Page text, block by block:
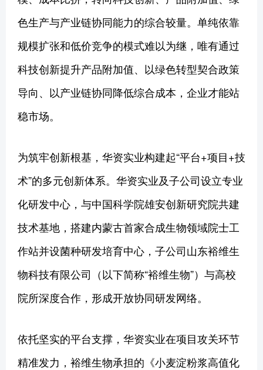
色生产与产业链协同能力的综合较量。单纯依靠
规模扩张和低价竞争的模式难以为继，唯有通过
科技创新提升产品附加值、以绿色转型契合政策
导向、以产业链协同降低综合成本，企业才能站
稳市场。
为筑牢创新根基，华资实业构建起“平台+项目+技
术”的多元创新体系。华资实业及子公司设立专业
化研发中心，与中国科学院雄安创新研究院共建
技术基地，搭建内蒙古首家合成生物领域院士工
作站并设菌种研发培育中心，子公司山东裕维生
物科技有限公司（以下简称“裕维生物”）与高校
院所深度合作，形成开放协同研发网络。
依托坚实的平台支撑，华资实业在项目攻关环节
精准发力，裕维生物承担的《小麦淀粉浆高值化